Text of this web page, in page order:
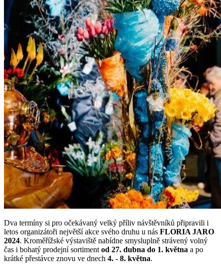
Dva termíny si pro očekávaný velký příliv návštěvníků připravili i
letos organizátoři největší akce svého druhu u nás FLORIA JARO
2024. Kroměřížské výstaviště nabídne smysluplně strávený volný
čas i bohatý prodejní sortiment od 27. dubna do 1. května a po
krátké přestávce znovu ve dnech 4. - 8. května.